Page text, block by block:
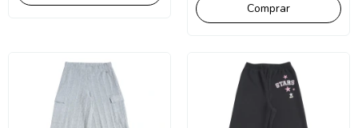
Comprar